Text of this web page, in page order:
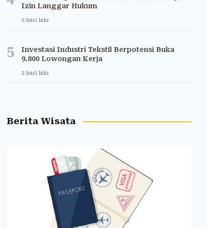
Izin Langgar Hukum
2 hari lalu
5
Investasi Industri Tekstil Berpotensi Buka
9.800 Lowongan Kerja
2 hari lalu
Berita Wisata